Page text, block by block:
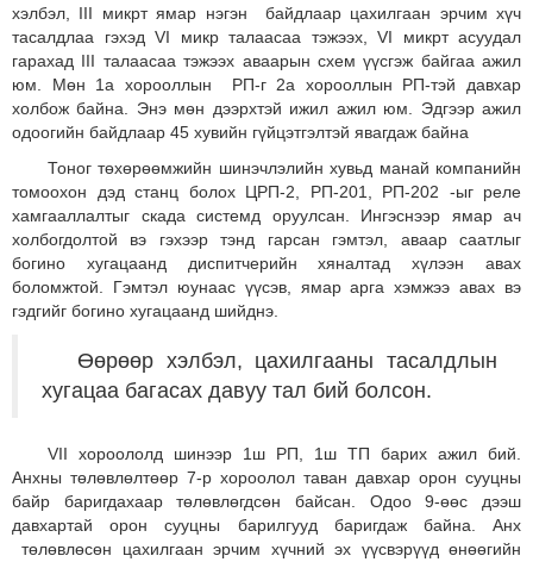
хэлбэл, III микрт ямар нэгэн байдлаар цахилгаан эрчим хүч
тасалдлаа гэхэд VI микр талаасаа тэжээх, VI микрт асуудал
гарахад III талаасаа тэжээх аваарын схем үүсгэж байгаа ажил
юм. Мөн 1а хорооллын РП-г 2а хорооллын РП-тэй давхар
холбож байна. Энэ мөн дээрхтэй ижил ажил юм. Эдгээр ажил
одоогийн байдлаар 45 хувийн гүйцэтгэлтэй явагдаж байна
Тоног төхөрөөмжийн шинэчлэлийн хувьд манай компанийн
томоохон дэд станц болох ЦРП-2, РП-201, РП-202 -ыг реле
хамгааллалтыг скада системд оруулсан. Ингэснээр ямар ач
холбогдолтой вэ гэхээр тэнд гарсан гэмтэл, аваар саатлыг
богино хугацаанд диспитчерийн хяналтад хүлээн авах
боломжтой. Гэмтэл юунаас үүсэв, ямар арга хэмжээ авах вэ
гэдгийг богино хугацаанд шийднэ.
Өөрөөр хэлбэл, цахилгааны тасалдлын
хугацаа багасах давуу тал бий болсон.
VII хороололд шинээр 1ш РП, 1ш ТП барих ажил бий.
Анхны төлөвлөлтөөр 7-р хороолол таван давхар орон сууцны
байр баригдахаар төлөвлөгдсөн байсан. Одоо 9-өөс дээш
давхартай орон сууцны барилгууд баригдаж байна. Анх
төлөвлөсөн цахилгаан эрчим хүчний эх үүсвэрүүд өнөөгийн